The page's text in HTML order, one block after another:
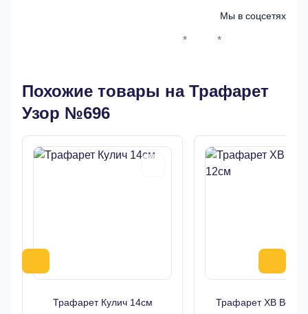
Мы в соцсетях
* *
Похожие товары на Трафарет
Узор №696
Трафарет Кулич 14см Трафарет ХВ